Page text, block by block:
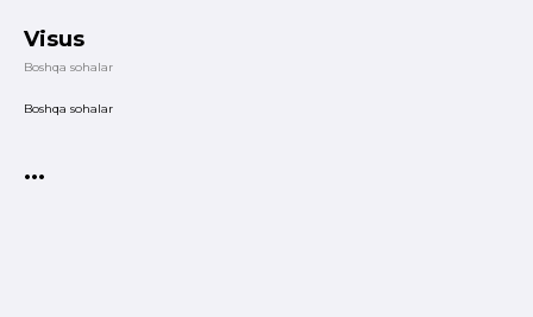
Visus
Boshqa sohalar
Boshqa sohalar
•••